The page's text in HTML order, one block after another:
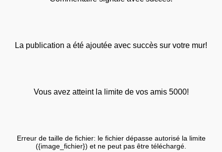
La publication a été ajoutée avec succès sur votre mur!
Vous avez atteint la limite de vos amis 5000!
Erreur de taille de fichier: le fichier dépasse autorisé la limite
({image_fichier}) et ne peut pas être téléchargé.